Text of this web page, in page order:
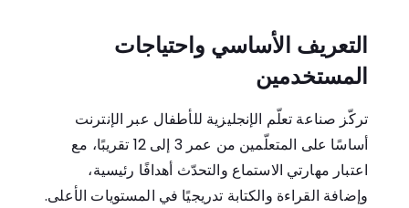
التعريف الأساسي واحتياجات
المستخدمين
تركّز صناعة تعلّم الإنجليزية للأطفال عبر الإنترنت
أساسًا على المتعلّمين من عمر 3 إلى 12 تقريبًا، مع
اعتبار مهارتي الاستماع والتحدّث أهدافًا رئيسية،
وإضافة القراءة والكتابة تدريجيًا في المستويات الأعلى.